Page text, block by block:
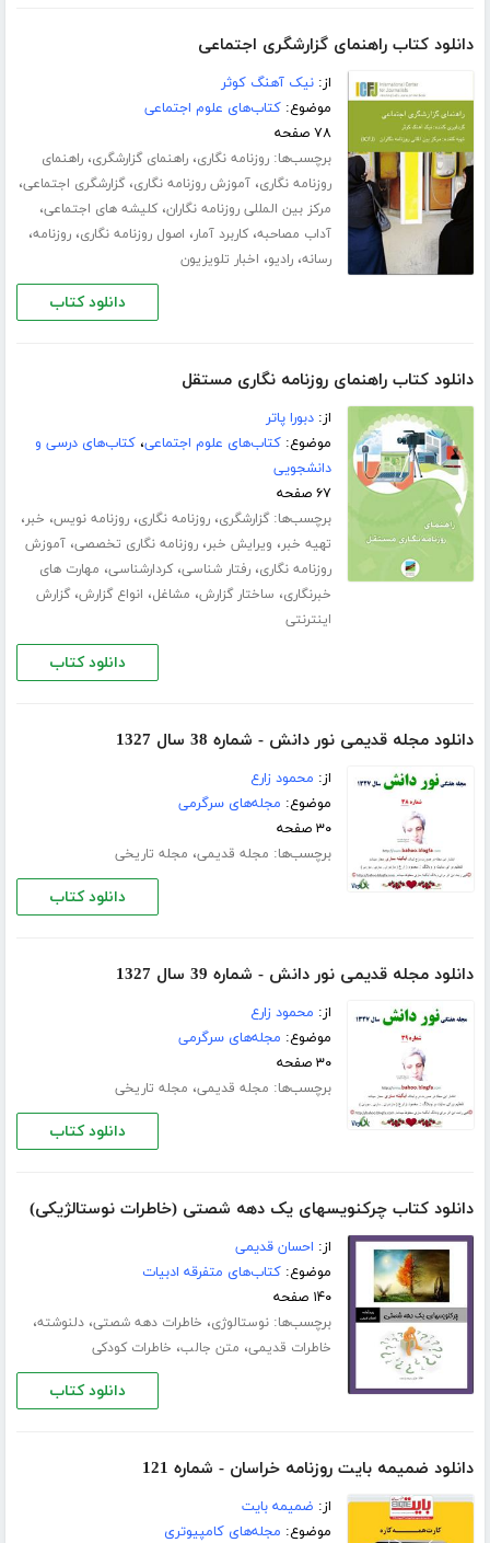
دانلود کتاب راهنمای گزارشگری اجتماعی
از:نیک آهنگ کوثر
موضوع:کتاب‌های علوم اجتماعی
۷۸ صفحه
برچسب‌ها:روزنامه نگاری،راهنمای گزارشگری،راهنمای
روزنامه نگاری،آموزش روزنامه نگاری،گزارشگری اجتماعی،
مرکز بین المللی روزنامه نگاران،کلیشه های اجتماعی،
آداب مصاحبه،کاربرد آمار، اصول روزنامه نگاری،روزنامه،
رسانه،رادیو، اخبار تلویزیون
دانلود کتاب
دانلود کتاب راهنمای روزنامه نگاری مستقل
از:دبورا پاتر
موضوع:کتاب‌های علوم اجتماعی،کتاب‌های درسی و
دانشجویی
۶۷ صفحه
برچسب‌ها:گزارشگری،روزنامه نگاری،روزنامه نویس، خبر،
تهیه خبر، ویرایش خبر،روزنامه نگاری تخصصی،آموزش
روزنامه نگاری،رفتار شناسی،کردارشناسی، مهارت های
خبرنگاری، ساختار گزارش، مشاغل، انواع گزارش،گزارش
اینترنتی
دانلود کتاب
دانلود مجله قدیمی نور دانش - شماره 38 سال 1327
از: محمود زارع
موضوع: مجله‌های سرگرمی
۳۰ صفحه
برچسب‌ها: مجله قدیمی، مجله تاریخی
دانلود کتاب
دانلود مجله قدیمی نور دانش - شماره 39 سال 1327
از: محمود زارع
موضوع: مجله‌های سرگرمی
۳۰ صفحه
برچسب‌ها: مجله قدیمی، مجله تاریخی
دانلود کتاب
دانلود کتاب چرکنویسهای یک دهه شصتی (خاطرات نوستالژیکی)
از: احسان قدیمی
موضوع:کتاب‌های متفرقه ادبیات
۱۴۰ صفحه
برچسب‌ها:نوستالوژی، خاطرات دهه شصتی،دلنوشته،
خاطرات قدیمی، متن جالب، خاطرات کودکی
دانلود کتاب
دانلود ضمیمه بایت روزنامه خراسان - شماره 121
از: ضمیمه بایت
موضوع: مجله‌های کامپیوتری